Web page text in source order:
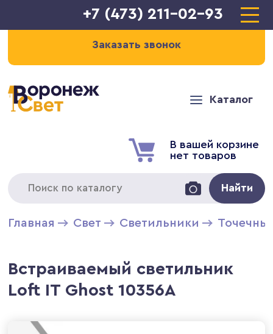
+7 (473) 211-02-93
Заказать звонок
Каталог
В вашей корзине
нет товаров
Найти
Главная Свет Светильники
Встраиваемый светильник
Loft IT Ghost 10356A